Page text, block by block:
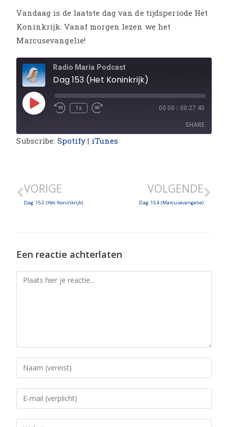
Vandaag is de laatste dag van de tijdsperiode Het
Koninkrijk. Vanaf morgen lezen we het
Marcusevangelie!
Radio Maria Podcast
Dag 153 (Het Koninkrijk)
1x 00:00 / 00:27:40
SHARE
Subscribe: Spotify | iTunes
VORIGE
Dag 152 (Het Koninkrijk)
VOLGENDE
Dag 154 (Marcusevangelie)
Een reactie achterlaten